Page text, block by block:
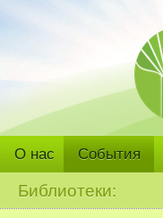
О нас События
Библиотеки: